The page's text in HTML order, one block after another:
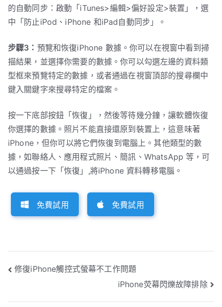
的自動同步：啟動「iTunes>編輯>偏好設定>裝置」，選
中「防止iPod、iPhone 和iPad自動同步」。
步驟3： 預覽和恢復iPhone 數據。你可以在視窗中看到掃
描結果，並選擇你需要的數據。你可以勾選左邊的資料類
型框來預覽特定的數據，或者通過在視窗頂部的搜尋欄中
鍵入關鍵字來搜尋特定的檔案。
按一下底部按鈕「恢復」，然後等待幾分鐘，讓軟體恢復
你選擇的數據。照片不能直接還原到裝置上，這意味著
iPhone，但你可以將它們恢復到電腦上。其他類型的數
據，如聯絡人、應用程式照片、簡訊、WhatsApp 等，可
以通過按一下「恢復」,將iPhone 資料轉移電腦。
免費試用 免費試用
文
修復iPhone觸控式螢幕不工作問題
iPhone荧幕閃爍故障排除